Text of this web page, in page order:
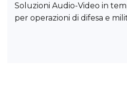
Soluzioni Audio-Video in
per operazioni di difesa e